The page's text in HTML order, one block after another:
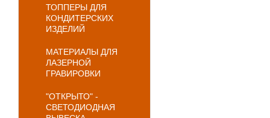
ТОППЕРЫ ДЛЯ
КОНДИТЕРСКИХ
ИЗДЕЛИЙ
МАТЕРИАЛЫ ДЛЯ
ЛАЗЕРНОЙ
ГРАВИРОВКИ
"ОТКРЫТО" -
СВЕТОДИОДНАЯ